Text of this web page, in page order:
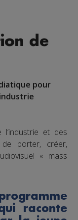
de
pour
et des
porter, créer,
« mass
raconte